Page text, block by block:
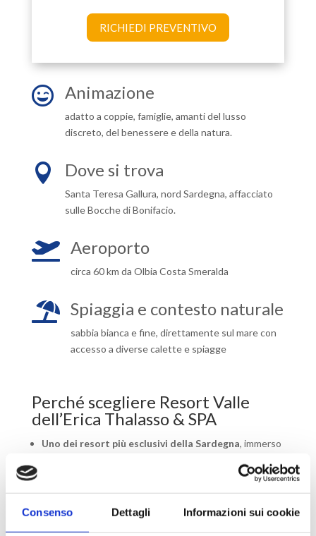
Consenso Dettagli Informazioni sui cookie
RICHIEDI PREVENTIVO
 Animazione
adatto a coppie, famiglie, amanti del lusso
discreto, del benessere e della natura.
 Dove si trova
Santa Teresa Gallura, nord Sardegna, affacciato
sulle Bocche di Bonifacio.
 Aeroporto
circa 60 km da Olbia Costa Smeralda
 Spiaggia e contesto naturale
sabbia bianca e fine, direttamente sul mare con
accesso a diverse calette e spiagge
Perché scegliere Resort Valle
dell’Erica Thalasso & SPA
Uno dei resort più esclusivi della Sardegna, immerso
posizione panoramica unica con vista sull’Arcipelago
7 spiagge e calette raggiungibili a piedi;